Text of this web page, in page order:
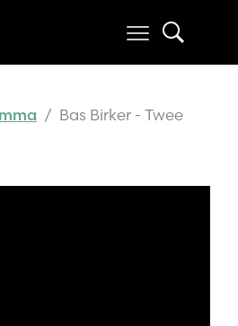
/ Bas Birker - Twee